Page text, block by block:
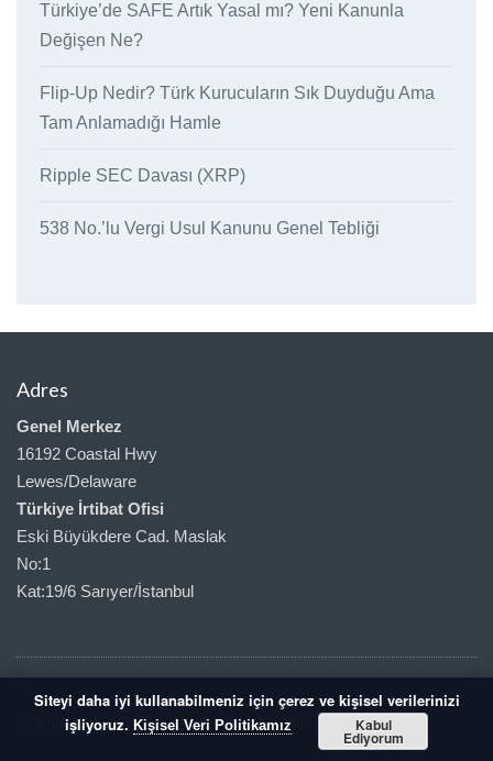
Türkiye’de SAFE Artık Yasal mı? Yeni Kanunla
Değişen Ne?
Flip-Up Nedir? Türk Kurucuların Sık Duyduğu Ama
Tam Anlamadığı Hamle
Ripple SEC Davası (XRP)
538 No.’lu Vergi Usul Kanunu Genel Tebliği
Adres
Genel Merkez
16192 Coastal Hwy
Lewes/Delaware
Türkiye İrtibat Ofisi
Eski Büyükdere Cad. Maslak
No:1
Kat:19/6 Sarıyer/İstanbul
Startup Hukuku 2018 | Her hakkı saklıdır.
Siteyi daha iyi kullanabilmeniz için çerez ve kişisel verilerinizi
işliyoruz. Kişisel Veri Politikamız Kabul
Ediyorum